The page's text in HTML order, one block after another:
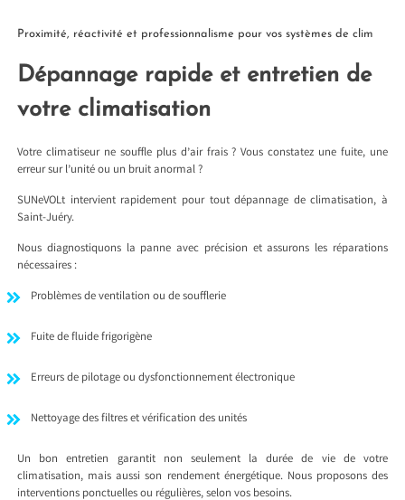
Proximité, réactivité et professionnalisme pour vos systèmes de clim
Dépannage rapide et entretien de
votre climatisation
Votre climatiseur ne souffle plus d’air frais ? Vous constatez une fuite, une
erreur sur l’unité ou un bruit anormal ?
SUNeVOLt intervient rapidement pour tout dépannage de climatisation, à
Saint-Juéry.
Nous diagnostiquons la panne avec précision et assurons les réparations
nécessaires :
Problèmes de ventilation ou de soufflerie
Fuite de fluide frigorigène
Erreurs de pilotage ou dysfonctionnement électronique
Nettoyage des filtres et vérification des unités
Un bon entretien garantit non seulement la durée de vie de votre
climatisation, mais aussi son rendement énergétique. Nous proposons des
interventions ponctuelles ou régulières, selon vos besoins.